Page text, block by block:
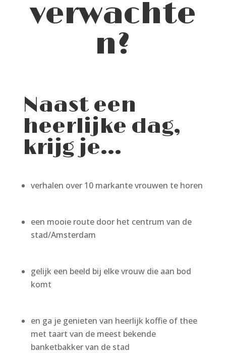
verwachte
n?
Naast een
heerlijke dag,
krijg je…
verhalen over 10 markante vrouwen te horen
een mooie route door het centrum van de
stad/Amsterdam
gelijk een beeld bij elke vrouw die aan bod
komt
en ga je genieten van heerlijk koffie of thee
met taart van de meest bekende
banketbakker van de stad